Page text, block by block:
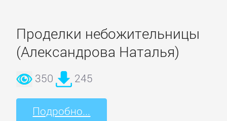
Проделки небожительницы
(Александрова Наталья)
350 245
Подробно...
Эротика,
Секс
ЗАРУБЕЖНОЕ
Зарубежная